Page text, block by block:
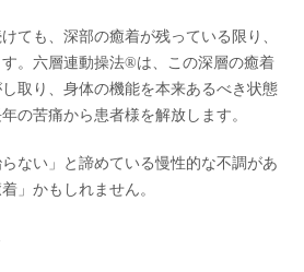
ても、深部の癒着が残っている限り、
。六層連動操法®は、この深層の癒着
取り、身体の機能を本来あるべき状態
の苦痛から患者様を解放します。
ない」と諦めている慢性的な不調があ
」かもしれません。